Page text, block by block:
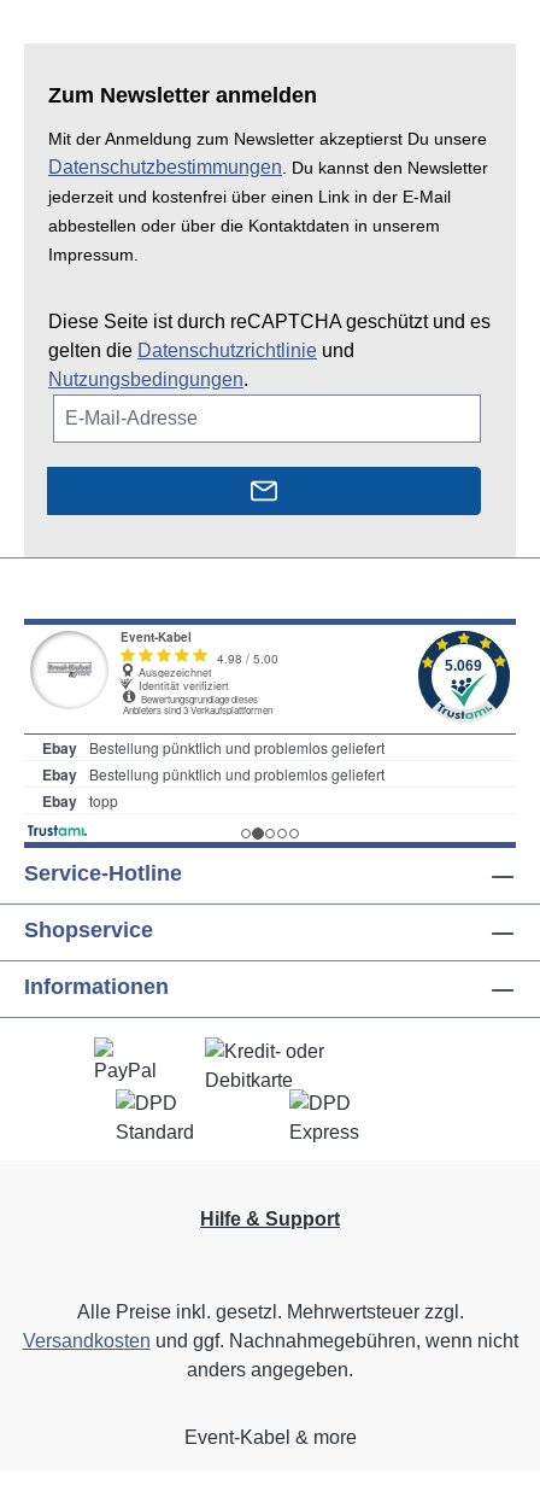
Zum Newsletter anmelden
Mit der Anmeldung zum Newsletter akzeptierst Du unsere
Datenschutzbestimmungen . Du kannst den Newsletter
jederzeit und kostenfrei über einen Link in der E-Mail
abbestellen oder über die Kontaktdaten in unserem
Impressum.
Diese Seite ist durch reCAPTCHA geschützt und es
gelten die Datenschutzrichtlinie und
Nutzungsbedingungen.
Service-Hotline
Shopservice
Informationen
Hilfe & Support
Alle Preise inkl. gesetzl. Mehrwertsteuer zzgl.
Versandkosten und ggf. Nachnahmegebühren, wenn nicht
anders angegeben.
Event-Kabel & more